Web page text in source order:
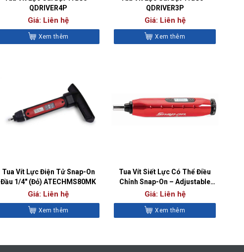
QDRIVER4P
Giá: Liên hệ
Xem thêm
QDRIVER3P
Giá: Liên hệ
Xem thêm
Tua Vít Lực Điện Tử Snap-On
Đầu 1/4″ (Đỏ) ATECHMS80MK
Giá: Liên hệ
Xem thêm
Tua Vít Siết Lực Có Thể Điều
Chỉnh Snap-On – Adjustable
Torque Screwdriver
Giá: Liên hệ
Xem thêm